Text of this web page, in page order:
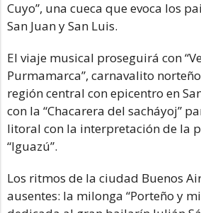
Cuyo”, una cueca que evoca los
San Juan y San Luis.
El viaje musical proseguirá con
Purmamarca”, carnavalito
región central con epicentro en
con la “Chacarera del sacháyoj”
litoral con la interpretación de la
“Iguazú”.
Los ritmos de la ciudad Buenos
ausentes: la milonga “Porteño y